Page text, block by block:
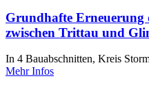
Grundhafte Erneuerung
zwischen Trittau und
In 4 Bauabschnitten, Kreis
Mehr Infos